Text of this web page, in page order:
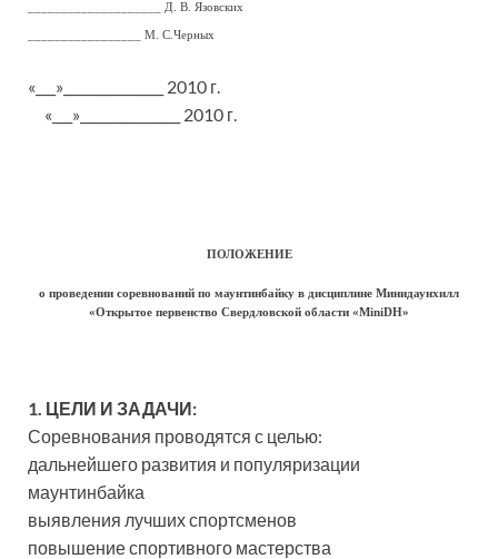
____________________ Д. В. Язовских
_________________ М. С.Черных
«___»_______________ 2010 г.
«___»_______________ 2010 г.
ПОЛОЖЕНИЕ
о проведении соревнований по маунтинбайку в дисциплине Минидаунхилл
«Открытое первенство Свердловской области «MiniDH»
1. ЦЕЛИ И ЗАДАЧИ:
Соревнования проводятся с целью:
дальнейшего развития и популяризации
маунтинбайка
выявления лучших спортсменов
повышение спортивного мастерства